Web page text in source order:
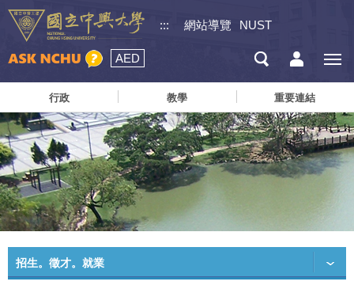
::: 網站導覽 NUST
AED
行政 教學 重要連結
招生。徵才。就業